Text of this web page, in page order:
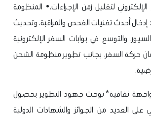
• المنظومة
إدخال أحدث تقنيات الفحص والمراقبة، وتحديث
والتوسع في بوابات السفر الإلكترونية
حركة السفر، بجانب تطوير منظومة الشحن
ثقافية*توجت جهود التطوير بحصول
على العديد من الجوائز والشهادات الدولية